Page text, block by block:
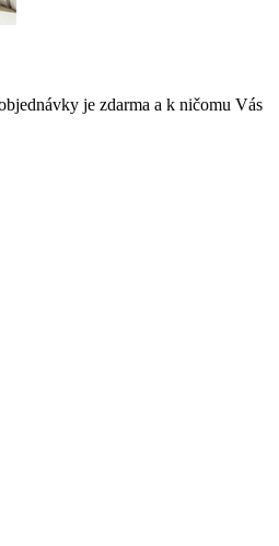
je zdarma a k ničomu Vás